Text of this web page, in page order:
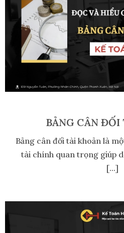
BẢNG CÂN ĐỐI
Bảng cân đối tài khoản là
tài chính quan trọng giúp
[...]